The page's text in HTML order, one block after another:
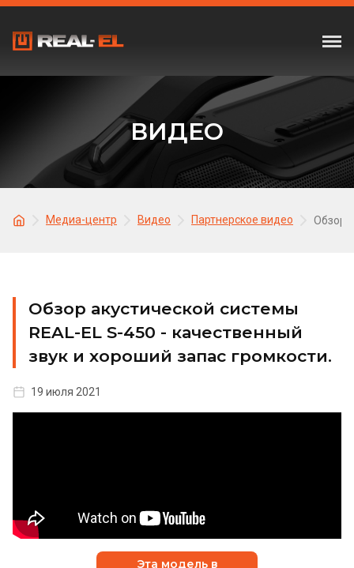
ВИДЕО
Медиа-центр Видео Партнерское видео Обзор
Обзор акустической системы
REAL-EL S-450 - качественный
звук и хороший запас громкости.
19 июля 2021
Эта модель в